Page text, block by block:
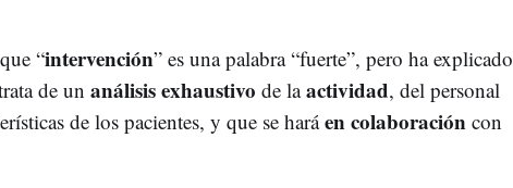
“intervención” es una palabra “fuerte”, pero ha explicado
de un análisis exhaustivo de laactividad, del personal
de los pacientes, y que se haráen colaboración con